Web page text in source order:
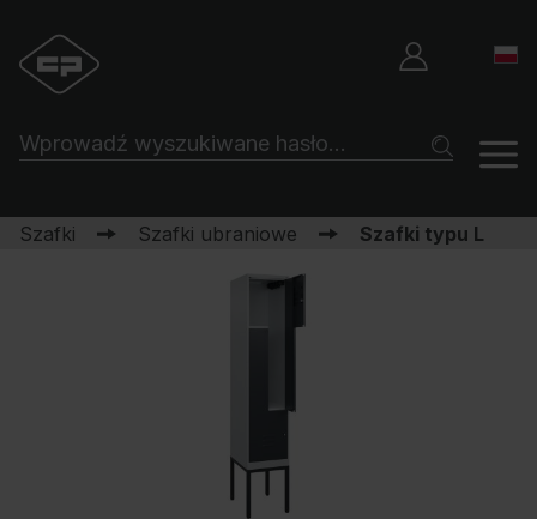
Szafki Szafki ubraniowe Szafki typu L